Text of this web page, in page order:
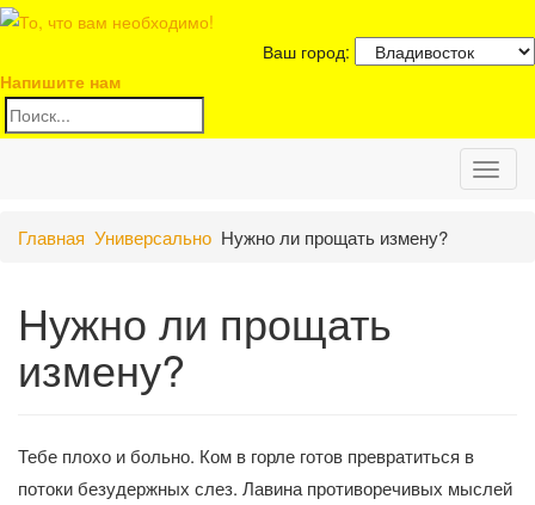
Ваш город:
Напишите нам
Главная Универсально Нужно ли прощать измену?
Нужно ли прощать
измену?
Тебе плохо и больно. Ком в горле готов превратиться в
потоки безудержных слез. Лавина противоречивых мыслей